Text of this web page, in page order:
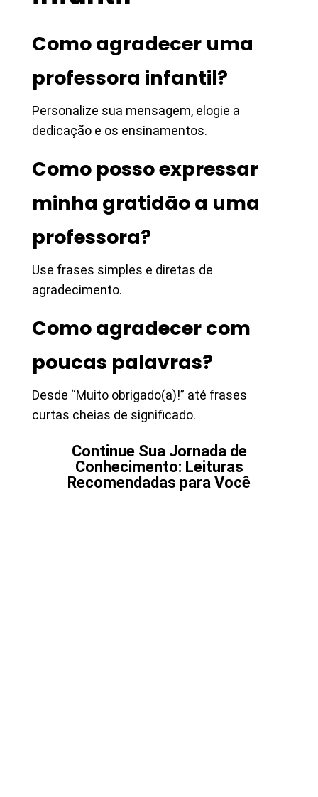
Como agradecer uma
professora infantil?
Personalize sua mensagem, elogie a
dedicação e os ensinamentos.
Como posso expressar
minha gratidão a uma
professora?
Use frases simples e diretas de
agradecimento.
Como agradecer com
poucas palavras?
Desde “Muito obrigado(a)!” até frases
curtas cheias de significado.
Continue Sua Jornada de
Conhecimento: Leituras
Recomendadas para Você